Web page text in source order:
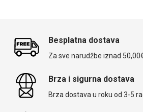
Besplatna dostava
Za sve narudžbe iznad
Brza i sigurna dostava
Brza dostava u roku od 3-5